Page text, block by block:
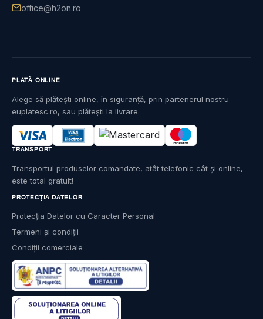
office@h2on.ro
PROTECȚIA DATELOR
Protecția Datelor cu Caracter Personal
Termeni și condiții
Condiții comerciale
PLATĂ ONLINE
Alege să plătești online, în siguranță, prin partenerul nostru
euplatesc.ro, sau plătești la livrare.
TRANSPORT
Transportul produselor comandate, atât telefonic cât și online,
este total gratuit!